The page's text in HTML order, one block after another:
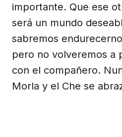
importante. Que ese
será un mundo
sabremos
pero no volveremos a
con el compañero.
Morla y el Che se